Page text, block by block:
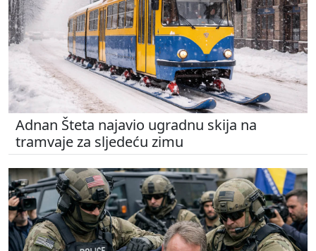
Adnan Šteta najavio ugradnu skija na
tramvaje za sljedeću zimu